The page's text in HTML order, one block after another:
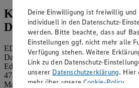
Kontaktdaten des
Datenschutzbeauftragten:
EDEKA Nordwest Stiftung & Co. KG
Datenschutzbeauftragter
Edekaplatz 1
47445 Moers
Mail:
nw_datenschutz@edeka.de
Deine Einwilligung ist freiwillig und
individuell in den Datenschutz-
werden. Bitte beachte, dass auf
Einstellungen ggf. nicht mehr alle
Verfügung stehen. Weitere
Link zu den Datenschutz-
unserer Datenschutzerklärung. Hier
mehr über unsereCookie-Policy.